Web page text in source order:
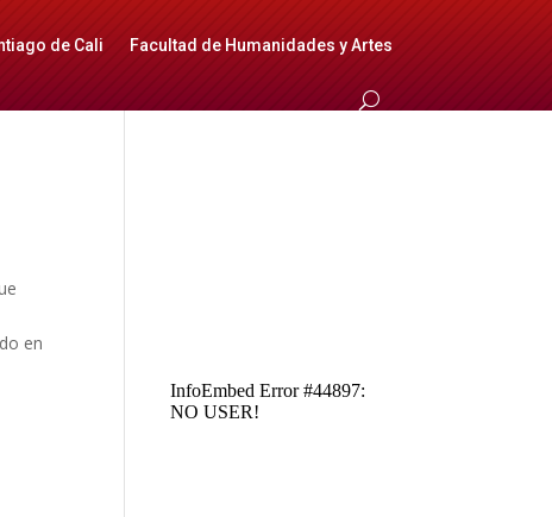
de Cali Facultad de Humanidades y Artes
en